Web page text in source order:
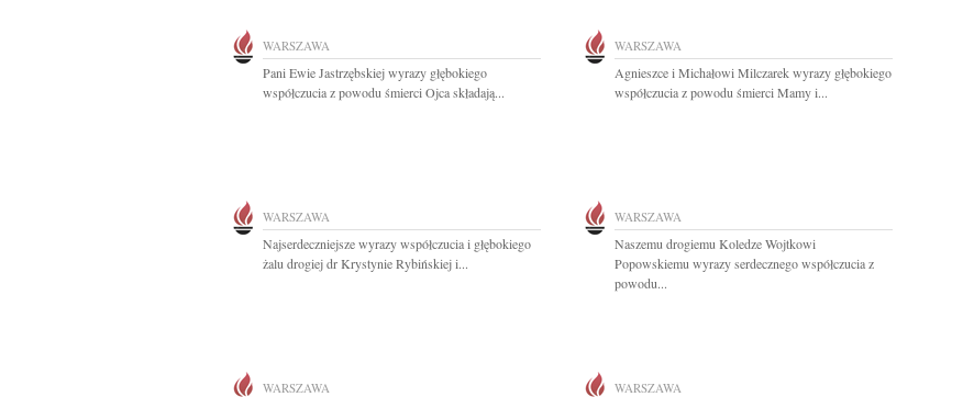
WARSZAWA
Pani Ewie Jastrzębskiej wyrazy głębokiego
współczucia z powodu śmierci Ojca składają...
WARSZAWA
Agnieszce i Michałowi Milczarek wyrazy głębokiego
współczucia z powodu śmierci Mamy i...
WARSZAWA
Najserdeczniejsze wyrazy współczucia i głębokiego
żalu drogiej dr Krystynie Rybińskiej i...
WARSZAWA
Naszemu drogiemu Koledze Wojtkowi
Popowskiemu wyrazy serdecznego współczucia z
powodu...
WARSZAWA WARSZAWA